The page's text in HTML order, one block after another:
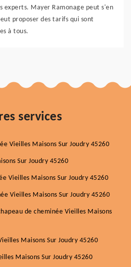
experts. Mayer Ramonage peut s'en
proposer des tarifs qui sont
à tous.
services
Vieilles Maisons Sur Joudry 45260
Sur Joudry 45260
Vieilles Maisons Sur Joudry 45260
Vieilles Maisons Sur Joudry 45260
de cheminée Vieilles Maisons
Maisons Sur Joudry 45260
Maisons Sur Joudry 45260